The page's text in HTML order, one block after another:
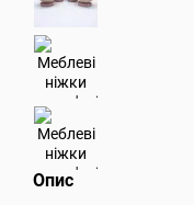
Опис